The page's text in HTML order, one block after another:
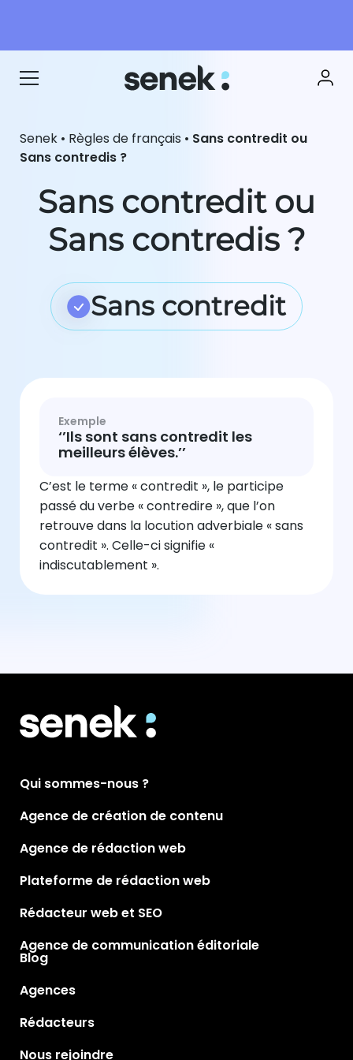
Senek • Règles de français • Sans contredit ou
Sans contredis ?
Sans contredit ou
Sans contredis ?
Sans contredit
Exemple
‘’Ils sont sans contredit les
meilleurs élèves.’’
C’est le terme « contredit », le participe
passé du verbe « contredire », que l’on
retrouve dans la locution adverbiale « sans
contredit ». Celle-ci signifie «
indiscutablement ».
Qui sommes-nous ?
Agence de création de contenu
Agence de rédaction web
Plateforme de rédaction web
Rédacteur web et SEO
Agence de communication éditoriale
Blog
Agences
Rédacteurs
Nous rejoindre